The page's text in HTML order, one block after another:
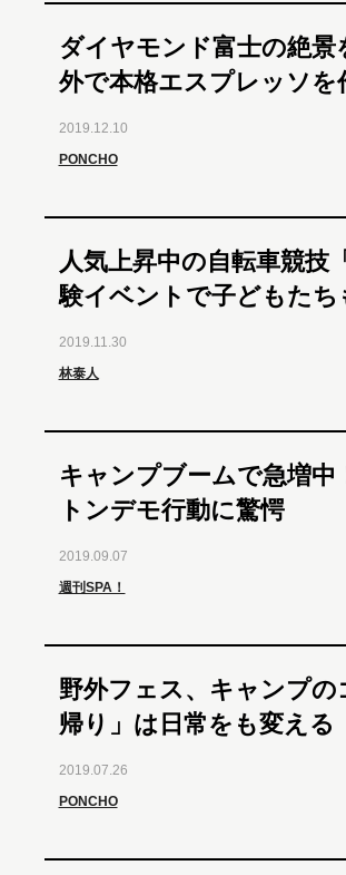
ダイヤモンド富士の絶
外で本格エスプレッソを
2019.12.10
PONCHO
人気上昇中の自転車競技
験イベントで子どもたち
2019.11.30
林泰人
キャンプブームで急増
トンデモ行動に驚愕
2019.09.07
週刊SPA！
野外フェス、キャンプ
帰り」は日常をも変える
2019.07.26
PONCHO